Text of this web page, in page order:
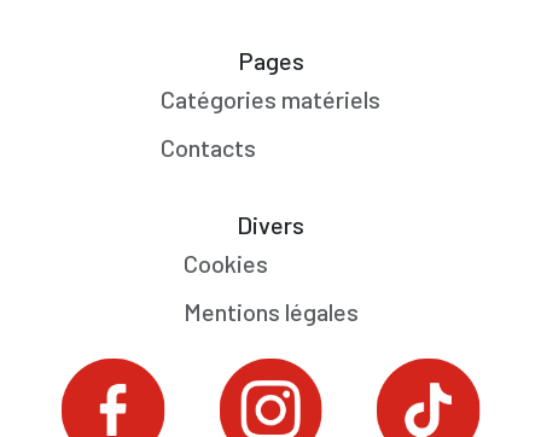
Pages
Catégories matériels
Contacts
Divers
Cookies
Mentions légales